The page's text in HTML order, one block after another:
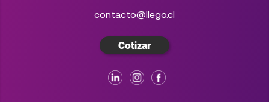
contacto@llego.cl
Cotizar